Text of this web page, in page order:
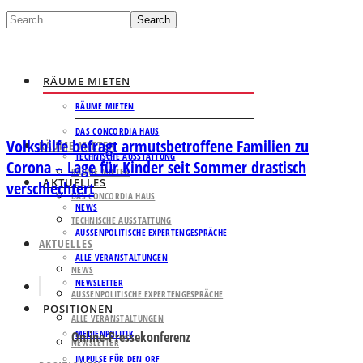
Search
RÄUME MIETEN
RÄUME MIETEN
DAS CONCORDIA HAUS
TECHNISCHE AUSSTATTUNG
AKTUELLES
NEWS
AUSSENPOLITISCHE EXPERTENGESPRÄCHE
ALLE VERANSTALTUNGEN
NEWSLETTER
POSITIONEN
MEDIENPOLITIK
IMPULSE FÜR DEN ORF
RÄUME MIETEN
RÄUME MIETEN
DAS CONCORDIA HAUS
TECHNISCHE AUSSTATTUNG
AKTUELLES
NEWS
AUSSENPOLITISCHE EXPERTENGESPRÄCHE
ALLE VERANSTALTUNGEN
NEWSLETTER
Volkshilfe befragt armutsbetroffene Familien zu
Corona – Lage für Kinder seit Sommer drastisch
verschlechtert
Online-Pressekonferenz